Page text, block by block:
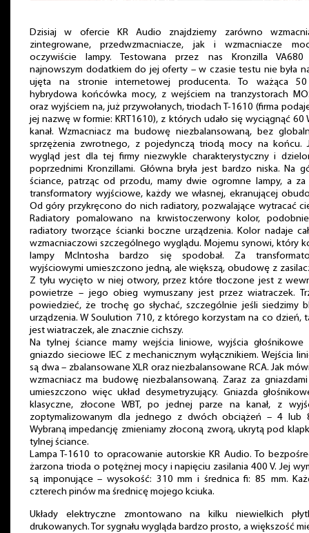
Dzisiaj w ofercie KR Audio znajdziemy zarówno
zintegrowane, przedwzmacniacze, jak i wzmacniacze
oczywiście lampy. Testowana przez nas Kronzilla
najnowszym dodatkiem do jej oferty – w czasie testu nie była
ujęta na stronie internetowej producenta. To ważąca
hybrydowa końcówka mocy, z wejściem na tranzystorach
oraz wyjściem na, już przywołanych, triodach T-1610 (firma
jej nazwę w formie: KRT1610), z których udało się wyciągnąć 60
kanał. Wzmacniacz ma budowę niezbalansowaną, bez
sprzężenia zwrotnego, z pojedynczą triodą mocy na końcu.
wygląd jest dla tej firmy niezwykle charakterystyczny i
poprzednimi Kronzillami. Główna bryła jest bardzo niska. Na
ściance, patrząc od przodu, mamy dwie ogromne lampy, a za
transformatory wyjściowe, każdy we własnej, ekranującej
Od góry przykręcono do nich radiatory, pozwalające wytracać
Radiatory pomalowano na krwistoczerwony kolor,
radiatory tworzące ścianki boczne urządzenia. Kolor nadaje
wzmacniaczowi szczególnego wyglądu. Mojemu synowi, który
lampy McIntosha bardzo się spodobał. Za
wyjściowymi umieszczono jedną, ale większą, obudowę z
Z tyłu wycięto w niej otwory, przez które tłoczone jest z
powietrze – jego obieg wymuszany jest przez wiatraczek.
powiedzieć, że trochę go słychać, szczególnie jeśli siedzimy
urządzenia. W Soulution 710, z którego korzystam na co dzień,
jest wiatraczek, ale znacznie cichszy.
Na tylnej ściance mamy wejścia liniowe, wyjścia głośnikowe
gniazdo sieciowe IEC z mechanicznym wyłącznikiem. Wejścia
są dwa – zbalansowane XLR oraz niezbalansowane RCA. Jak
wzmacniacz ma budowę niezbalansowaną. Zaraz za gniazdami
umieszczono więc układ desymetryzujący. Gniazda
klasyczne, złocone WBT, po jednej parze na kanał, z
zoptymalizowanym dla jednego z dwóch obciążeń – 4 lub
Wybraną impedancję zmieniamy złoconą zworą, ukrytą pod
tylnej ściance.
Lampa T-1610 to opracowanie autorskie KR Audio. To
żarzona trioda o potężnej mocy i napięciu zasilania 400 V. Jej
są imponujące – wysokość: 310 mm i średnica fi: 85 mm.
czterech pinów ma średnicę mojego kciuka.
Układy elektryczne zmontowano na kilku niewielkich
drukowanych. Tor sygnału wygląda bardzo prosto, a większość